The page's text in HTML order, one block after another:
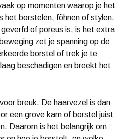
op momenten waarop je het
het borstelen, föhnen of stylen.
of poreus is, is het extra
zet je spanning op de
borstel of trek je te
beschadigen en breekt het
breuk. De haarvezel is dan
een grove kam of borstel juist
Daarom is het belangrijk om